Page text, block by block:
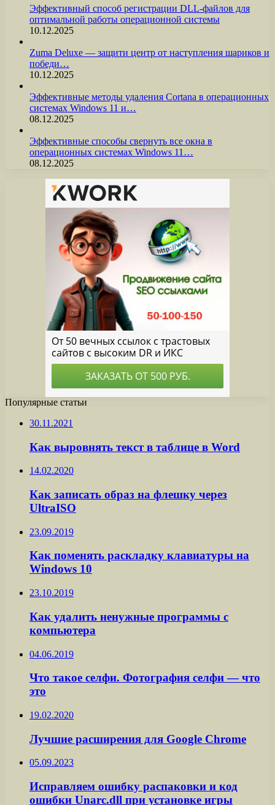
Эффективный способ регистрации DLL-файлов для
оптимальной работы операционной системы
10.12.2025
Zuma Deluxe — защити центр от наступления шариков и
победи…
10.12.2025
Эффективные методы удаления Cortana в операционных
системах Windows 11 и…
08.12.2025
Эффективные способы свернуть все окна в
операционных системах Windows 11…
08.12.2025
Популярные статьи
30.11.2021
Как выровнять текст в таблице в Word
14.02.2020
Как записать образ на флешку через
UltraISO
23.09.2019
Как поменять раскладку клавиатуры на
Windows 10
23.10.2019
Как удалить ненужные программы с
компьютера
04.06.2019
Что такое селфи. Фотография селфи — что
это
19.02.2020
Лучшие расширения для Google Chrome
05.09.2023
Исправляем ошибку распаковки и код
ошибки Unarc.dll при установке игры